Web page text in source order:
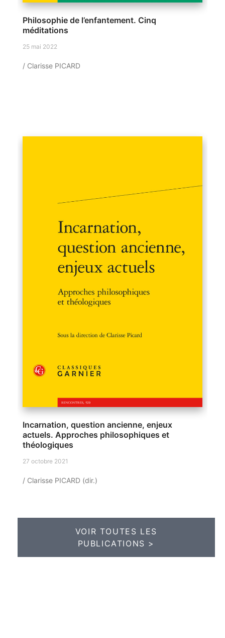
Philosophie de l’enfantement. Cinq
méditations
25 mai 2022
/ Clarisse PICARD
Incarnation, question ancienne, enjeux
actuels. Approches philosophiques et
théologiques
27 octobre 2021
/ Clarisse PICARD (dir.)
VOIR TOUTES LES
PUBLICATIONS >